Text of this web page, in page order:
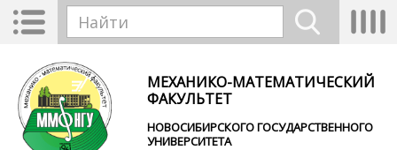
Перейти к основному содержанию
Toggle
navigation
Форма поиска
МЕХАНИКО-МАТЕМАТИЧЕСКИЙ
ФАКУЛЬТЕТ
НОВОСИБИРСКОГО ГОСУДАРСТВЕННОГО
УНИВЕРСИТЕТА